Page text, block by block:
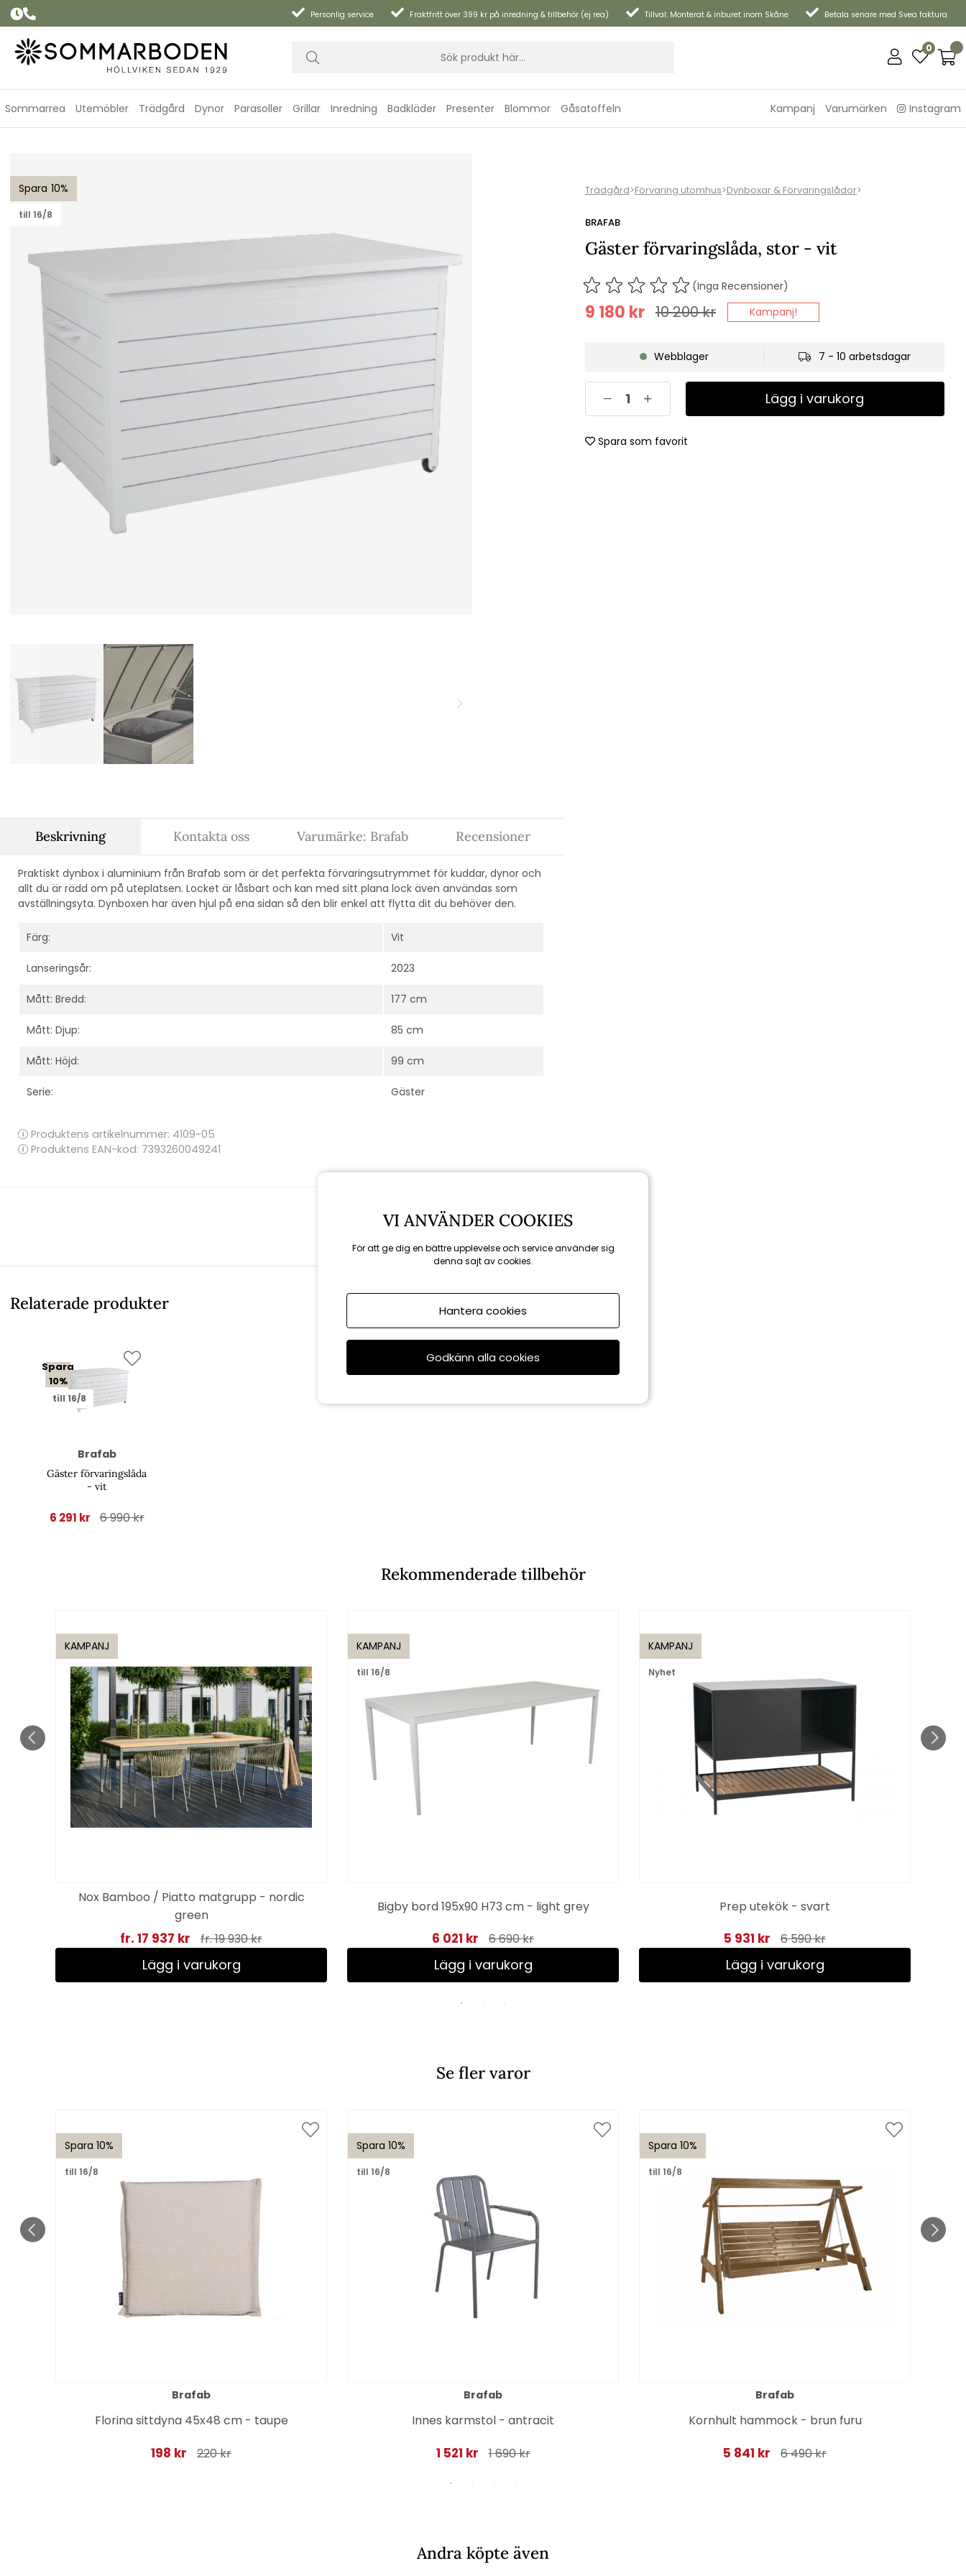
Personlig service Fraktfritt över 399 kr på inredning & tillbehör (ej rea) Tillval: Monterat & inburet inom Skåne Betala senare med Svea faktura
0
Sommarrea Utemöbler Trädgård Dynor Parasoller Grillar Inredning Badkläder Presenter Blommor Gåsatoffeln Kampanj Varumärken Instagram
10
till 16/8
Trädgård>Förvaring utomhus>Dynboxar & Förvaringslådor>
BRAFAB
Gäster förvaringslåda, stor - vit
(Inga Recensioner)
10 200kr
9 180 kr Kampanj!
Webblager 7 - 10 arbetsdagar
Lägg i varukorg
Spara som favorit
Beskrivning
Praktiskt dynbox i aluminium från Brafab som är det perfekta förvaringsutrymmet för kuddar, dynor och
allt du är rädd om på uteplatsen. Locket är låsbart och kan med sitt plana lock även användas som
avställningsyta. Dynboxen har även hjul på ena sidan så den blir enkel att flytta dit du behöver den.
Färg: Vit
Lanseringsår: 2023
Mått: Bredd: 177 cm
Mått: Djup: 85 cm
Mått: Höjd: 99 cm
Serie: Gäster
Produktens artikelnummer: 4109-05
Produktens EAN-kod: 7393260049241
Kontakta oss Varumärke: Brafab Recensioner
Relaterade produkter
Spara
10%
till 16/8
Brafab
Gäster förvaringslåda
- vit
6 291 kr 6 990 kr
Rekommenderade tillbehör
KAMPANJ
Nox Bamboo / Piatto matgrupp - nordic
green
fr. 17 937 kr fr. 19 930 kr
Lägg i varukorg
KAMPANJ
till 16/8
Bigby bord 195x90 H73 cm - light grey
6 021 kr 6 690 kr
Lägg i varukorg
KAMPANJ
Nyhet
Prep utekök - svart
5 931 kr 6 590 kr
Lägg i varukorg
Se fler varor
Spara 10%
till 16/8
Brafab
Florina sittdyna 45x48 cm - taupe
198 kr 220 kr
Spara 10%
till 16/8
Brafab
Innes karmstol - antracit
1 521 kr 1 690 kr
Spara 10%
till 16/8
Brafab
Kornhult hammock - brun furu
5 841 kr 6 490 kr
Andra köpte även
VI ANVÄNDER COOKIES
För att ge dig en bättre upplevelse och service använder sig
denna sajt av cookies.
Hantera cookies
Godkänn alla cookies